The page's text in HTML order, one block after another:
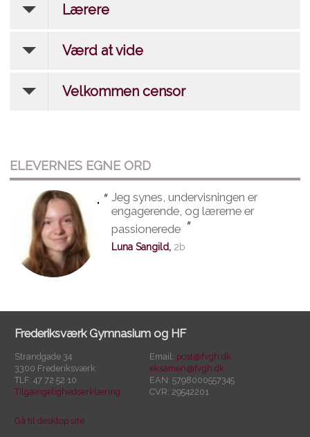
Lærere
Værd at vide
Velkommen censor
ELEVERNES EGNE ORD
" " Jeg synes, undervisningen er
engagerende, og lærerne er
passionerede "
Luna Sangild, 2b
Frederiksværk Gymnasium og HF
Strandgade 34
3300 Frederiksværk
TLF: 47 72 52 10
Tilgængelighedserklæring
Email: post@fvgh.dk
eksamen@fvgh.dk
EAN: 5798000557345
CVR: 29542201
Gå til desktop site